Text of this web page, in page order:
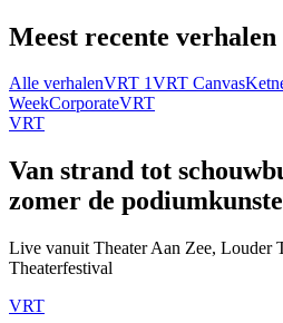
Meest recente verhalen
Alle verhalenVRT 1VRT Canvas
WeekCorporateVRT
VRT
Van strand tot
zomer de
Live vanuit Theater Aan Zee, Louder
Theaterfestival
VRT